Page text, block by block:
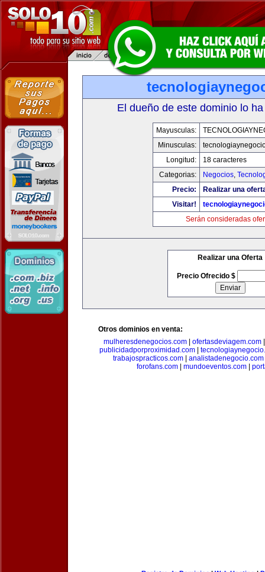
El dueño de este dominio lo
Mayusculas:
Minusculas:
Longitud:
18 caracteres
Categorias:
Negocios,
Precio:
Realizar una
Visitar!
Serán consideradas
Realizar una Oferta
Precio Ofrecido $
Otros dominios en venta:
mulheresdenegocios.com
ofertasdeviagem.com
publicidadporproximidad.com|
trabajospracticos.com| analistadenegocio.com
forofans.com
mundoeventos.com